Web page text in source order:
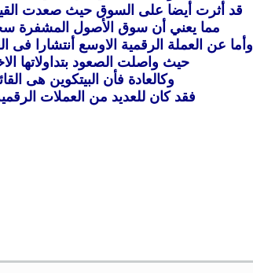
قد أثرت أيضا على السوق حيث صعدت القيمة السوقية
مما يعني أن سوق الأصول المشفرة سجل مكاسب بحوالى
وأما عن العملة الرقمية الاوسع أنتشارا فى
حيث واصلت الصعود بتداولاتها
وكالعادة فأن البيتكوين هى
فقد كان للعديد من العملات